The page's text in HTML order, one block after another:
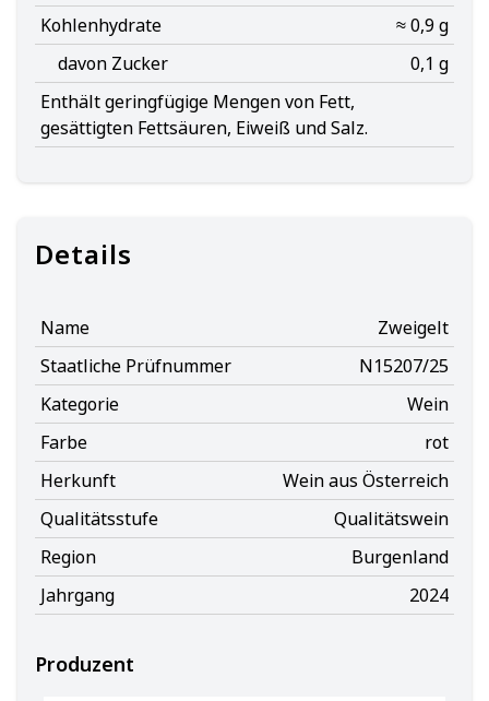
Kohlenhydrate
≈ 0,9 g
davon Zucker
0,1 g
Enthält geringfügige Mengen von Fett,
gesättigten Fettsäuren, Eiweiß und Salz.
Details
Name
Zweigelt
Staatliche Prüfnummer
N15207/25
Kategorie
Wein
Farbe
rot
Herkunft
Wein aus Österreich
Qualitätsstufe
Qualitätswein
Region
Burgenland
Jahrgang
2024
Produzent